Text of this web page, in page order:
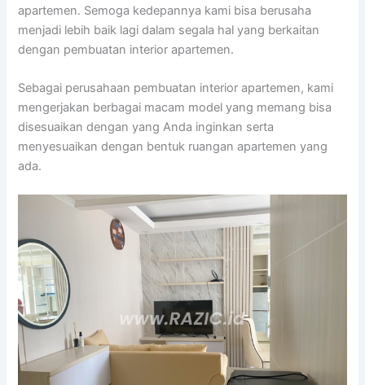
apartemen. Semoga kedepannya kami bisa berusaha
menjadi lebih baik lagi dalam segala hal yang berkaitan
dengan pembuatan interior apartemen.
Sebagai perusahaan pembuatan interior apartemen, kami
mengerjakan berbagai macam model yang memang bisa
disesuaikan dengan yang Anda inginkan serta
menyesuaikan dengan bentuk ruangan apartemen yang
ada.